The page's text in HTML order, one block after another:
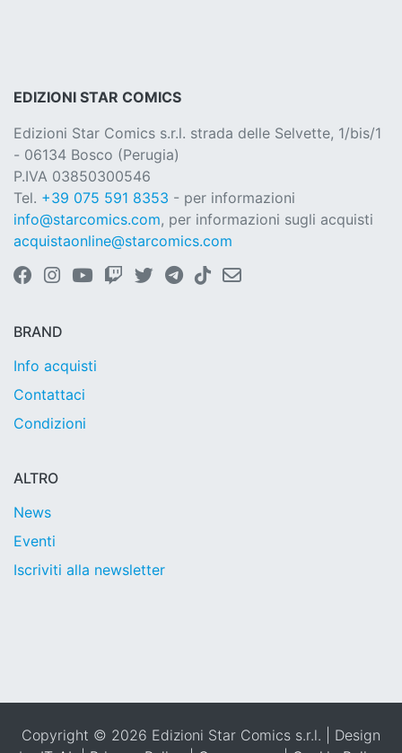
EDIZIONI STAR COMICS
Edizioni Star Comics s.r.l. strada delle Selvette, 1/bis/1
- 06134 Bosco (Perugia)
P.IVA 03850300546
Tel. +39 075 591 8353 - per informazioni
info@starcomics.com, per informazioni sugli acquisti
acquistaonline@starcomics.com
BRAND
Info acquisti
Contattaci
Condizioni
ALTRO
News
Eventi
Iscriviti alla newsletter
Copyright © 2026 Edizioni Star Comics s.r.l. | Design